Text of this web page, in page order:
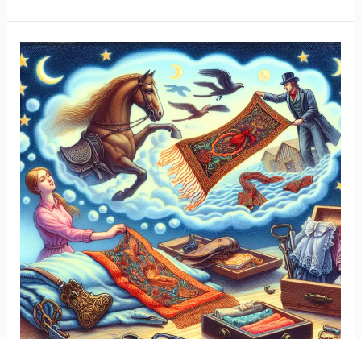
에
눈
떠
도
개
운
하
지
않
다
면,
수
면
시
간